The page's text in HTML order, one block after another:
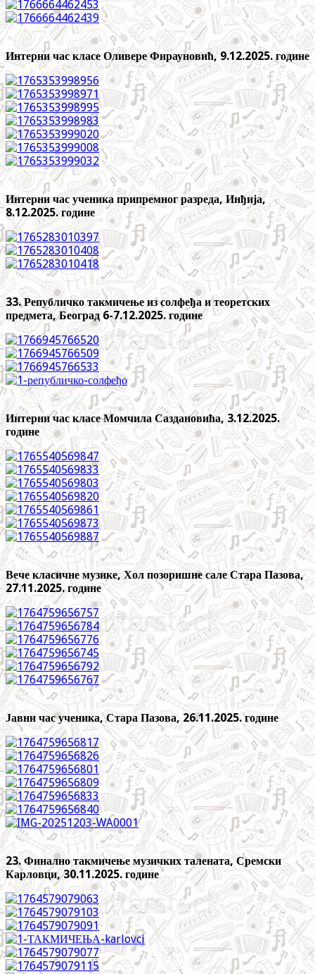
Интерни час класе Оливере Фирауновић, 9.12.2025. године
Интерни час ученика припремног разреда, Инђија,
8.12.2025. године
33. Републичко такмичење из солфеђа и теоретских
предмета, Београд 6-7.12.2025. године
Интерни час класе Момчила Саздановића, 3.12.2025.
године
Вече класичне музике, Хол позоришне сале Стара Пазова,
27.11.2025. године
Јавни час ученика, Стара Пазова, 26.11.2025. године
23. Финално такмичење музичких талената, Сремски
Карловци, 30.11.2025. године